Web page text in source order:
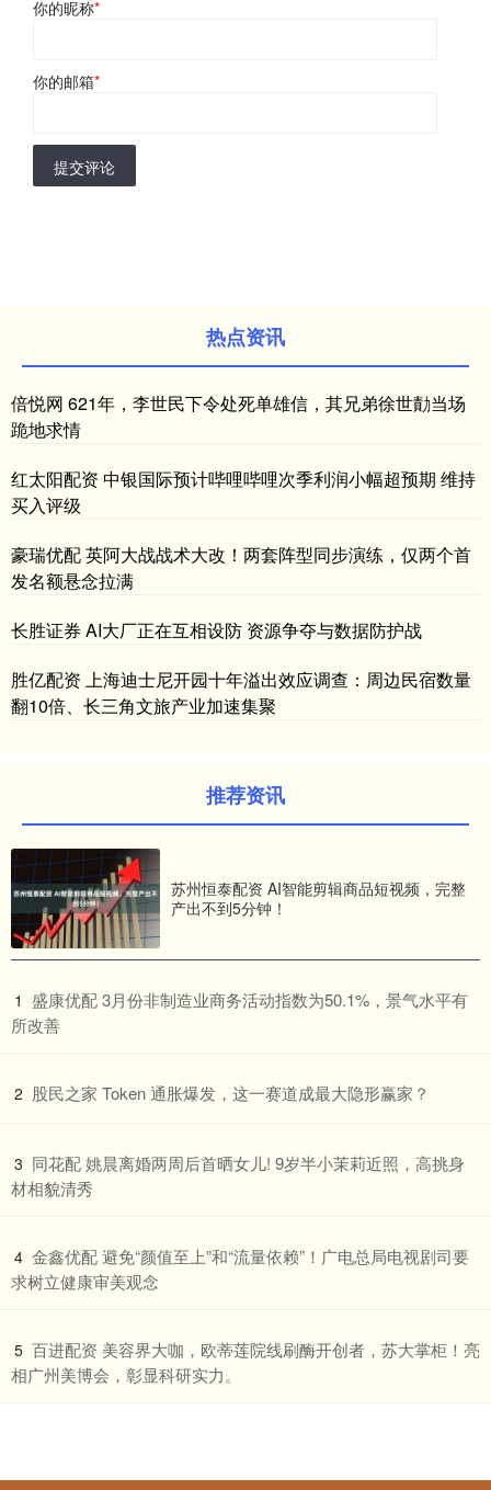
你的昵称*
你的邮箱*
提交评论
热点资讯
倍悦网 621年，李世民下令处死单雄信，其兄弟徐世勣当场
跪地求情
红太阳配资 中银国际预计哔哩哔哩次季利润小幅超预期 维持
买入评级
豪瑞优配 英阿大战战术大改！两套阵型同步演练，仅两个首
发名额悬念拉满
长胜证券 AI大厂正在互相设防 资源争夺与数据防护战
胜亿配资 上海迪士尼开园十年溢出效应调查：周边民宿数量
翻10倍、长三角文旅产业加速集聚
推荐资讯
苏州恒泰配资 AI智能剪辑商品短视频，完整
产出不到5分钟！
1 ​盛康优配 3月份非制造业商务活动指数为50.1%，景气水平有
所改善
2 ​股民之家 Token 通胀爆发，这一赛道成最大隐形赢家？
3 ​同花配 姚晨离婚两周后首晒女儿! 9岁半小茉莉近照，高挑身
材相貌清秀
4 ​金鑫优配 避免“颜值至上”和“流量依赖”！广电总局电视剧司要
求树立健康审美观念
5 ​百进配资 美容界大咖，欧蒂莲院线刷酶开创者，苏大掌柜！亮
相广州美博会，彰显科研实力。